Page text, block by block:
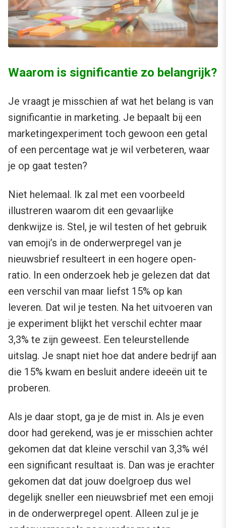
Waarom is significantie zo belangrijk?
Je vraagt je misschien af wat het belang is van
significantie in marketing. Je bepaalt bij een
marketingexperiment toch gewoon een getal
of een percentage wat je wil verbeteren, waar
je op gaat testen?
Niet helemaal. Ik zal met een voorbeeld
illustreren waarom dit een gevaarlijke
denkwijze is. Stel, je wil testen of het gebruik
van emoji’s in de onderwerpregel van je
nieuwsbrief resulteert in een hogere open-
ratio. In een onderzoek heb je gelezen dat dat
een verschil van maar liefst 15% op kan
leveren. Dat wil je testen. Na het uitvoeren van
je experiment blijkt het verschil echter maar
3,3% te zijn geweest. Een teleurstellende
uitslag. Je snapt niet hoe dat andere bedrijf aan
die 15% kwam en besluit andere ideeën uit te
proberen.
Als je daar stopt, ga je de mist in. Als je even
door had gerekend, was je er misschien achter
gekomen dat dat kleine verschil van 3,3% wél
een significant resultaat is. Dan was je erachter
gekomen dat dat jouw doelgroep dus wel
degelijk sneller een nieuwsbrief met een emoji
in de onderwerpregel opent. Alleen zul je je